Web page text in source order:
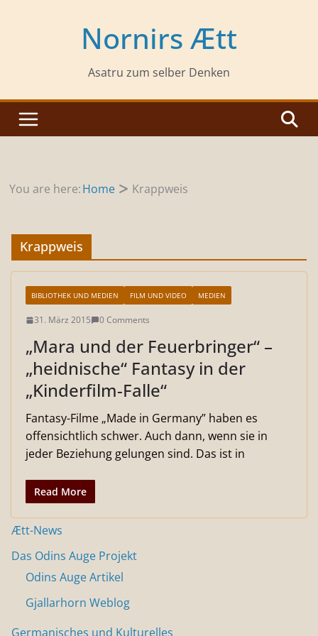
Nornirs Ætt
Asatru zum selber Denken
You are here:Home Krappweis
Krappweis
BIBLIOTHEK UND MEDIEN FILM UND VIDEO MEDIEN
31. März 2015 0 Comments
„Mara und der Feuerbringer“ –
„heidnische“ Fantasy in der
„Kinderfilm-Falle“
Fantasy-Filme „Made in Germany” haben es
offensichtlich schwer. Auch dann, wenn sie in
jeder Beziehung gelungen sind. Das ist in
Read More
Ætt-News
Das Odins Auge Projekt
Odins Auge Artikel
Gjallarhorn Weblog
Germanisches und Kulturelles